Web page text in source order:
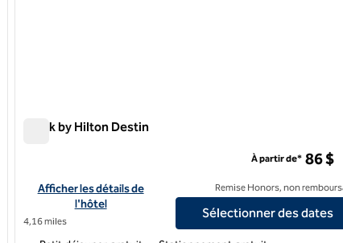
Spark by Hilton Destin
Afficher les détails de l'hôtel Spark by Hilton Destin
Afficher les détails de
l'hôtel
4,16 miles
À partir de* 86 $
Remise Honors, non
Sélectionner des dates